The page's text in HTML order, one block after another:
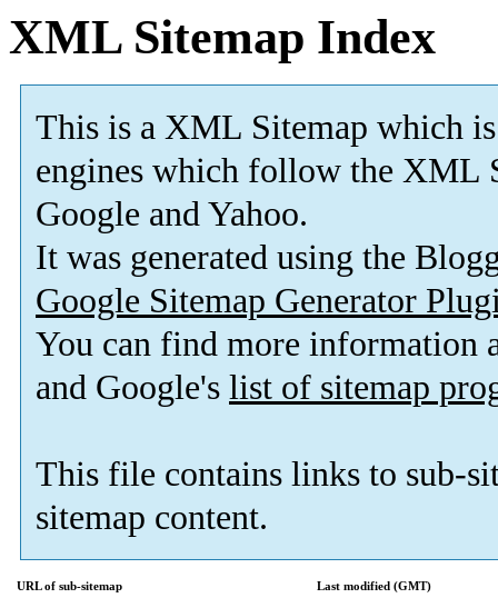
XML Sitemap Index
This is a XML Sitemap which is
engines which follow the XML
Google and Yahoo.
It was generated using the
Google Sitemap Generator
You can find more information
and Google's list of sitemap
This file contains links to sub-
sitemap content.
URL of sub-sitemap
Last modified (GMT)